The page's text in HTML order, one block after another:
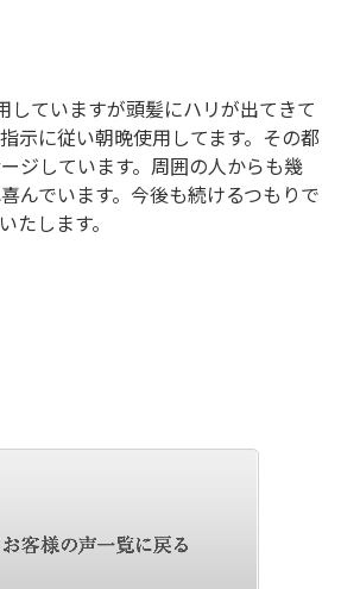
していますが頭髪にハリが出てきて
示に従い朝晩使用してます。その都
ジしています。周囲の人からも幾
んでいます。今後も続けるつもりで
たします。